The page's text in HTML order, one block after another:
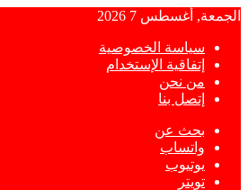
الجمعة, أغسطس 7 2026
سياسة الخصوصية
إتفاقية الإستخدام
من نحن
إتصل بنا
بحث عن
واتساب
يوتيوب
تويتر